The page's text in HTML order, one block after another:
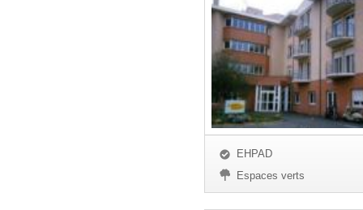
EHPAD
Espaces verts